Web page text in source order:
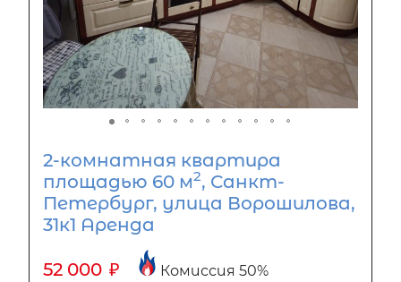
2-комнатная квартира
площадью 60 м2, Санкт-
Петербург, улица Ворошилова,
31к1 Аренда
52 000 ₽ Комиссия 50%